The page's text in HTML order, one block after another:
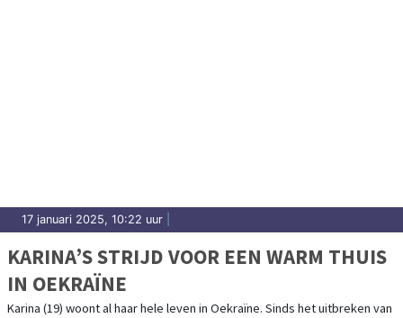
17 januari 2025, 10:22 uur
KARINA’S STRIJD VOOR EEN WARM THUIS
IN OEKRAÏNE
Karina (19) woont al haar hele leven in Oekraïne. Sinds het uitbreken van